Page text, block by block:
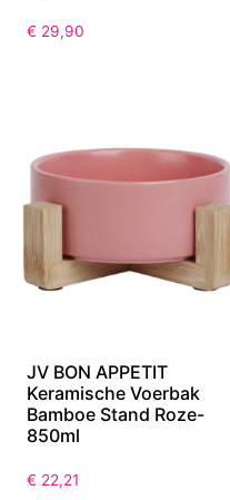
€ 29,90
JV BON APPETIT
Keramische Voerbak
Bamboe Stand Roze-
850ml
€ 22,21